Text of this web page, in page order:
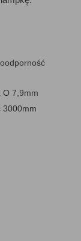
O 7,9mm
3000mm